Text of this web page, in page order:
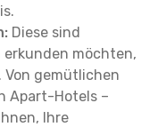
Diese sind
erkunden möchten,
Von gemütlichen
Apart-Hotels –
Ihre